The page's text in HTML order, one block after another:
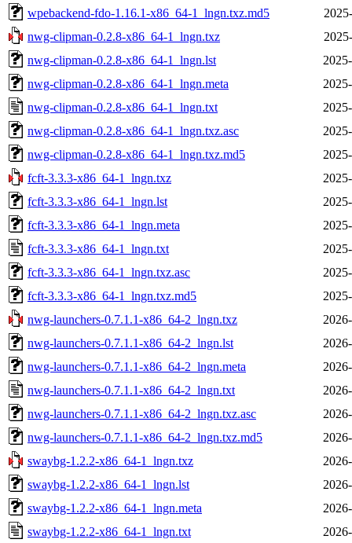
wpebackend-fdo-1.16.1-x86_64-1_lngn.txz.md5
nwg-clipman-0.2.8-x86_64-1_lngn.txz
nwg-clipman-0.2.8-x86_64-1_lngn.lst
nwg-clipman-0.2.8-x86_64-1_lngn.meta
nwg-clipman-0.2.8-x86_64-1_lngn.txt
nwg-clipman-0.2.8-x86_64-1_lngn.txz.asc
nwg-clipman-0.2.8-x86_64-1_lngn.txz.md5
fcft-3.3.3-x86_64-1_lngn.txz
fcft-3.3.3-x86_64-1_lngn.lst
fcft-3.3.3-x86_64-1_lngn.meta
fcft-3.3.3-x86_64-1_lngn.txt
fcft-3.3.3-x86_64-1_lngn.txz.asc
fcft-3.3.3-x86_64-1_lngn.txz.md5
nwg-launchers-0.7.1.1-x86_64-2_lngn.txz
nwg-launchers-0.7.1.1-x86_64-2_lngn.lst
nwg-launchers-0.7.1.1-x86_64-2_lngn.meta
nwg-launchers-0.7.1.1-x86_64-2_lngn.txt
nwg-launchers-0.7.1.1-x86_64-2_lngn.txz.asc
nwg-launchers-0.7.1.1-x86_64-2_lngn.txz.md5
swaybg-1.2.2-x86_64-1_lngn.txz
swaybg-1.2.2-x86_64-1_lngn.lst
swaybg-1.2.2-x86_64-1_lngn.meta
swaybg-1.2.2-x86_64-1_lngn.txt